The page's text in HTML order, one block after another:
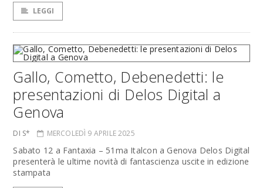
LEGGI
Gallo, Cometto, Debenedetti: le
presentazioni di Delos Digital a
Genova
DI S* MERCOLEDÌ 9 APRILE 2025
Sabato 12 a Fantaxia – 51ma Italcon a Genova Delos Digital
presenterà le ultime novità di fantascienza uscite in edizione
stampata